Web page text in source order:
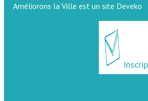
Améliorons la Ville est un site Deveko